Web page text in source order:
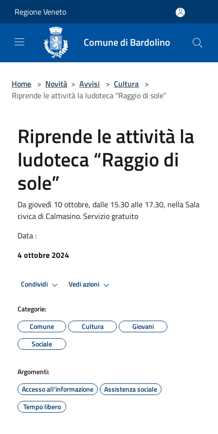
Regione Veneto
Comune di Bardolino
Home > Novità > Avvisi > Cultura >
Riprende le attività la ludoteca “Raggio di sole”
Riprende le attività la
ludoteca “Raggio di
sole”
Da giovedì 10 ottobre, dalle 15.30 alle 17.30, nella Sala
civica di Calmasino. Servizio gratuito
Data :
4 ottobre 2024
Condividi Vedi azioni
Categorie:
Comune
Cultura
Giovani
Sociale
Argomenti:
Accesso all'informazione
Assistenza sociale
Tempo libero